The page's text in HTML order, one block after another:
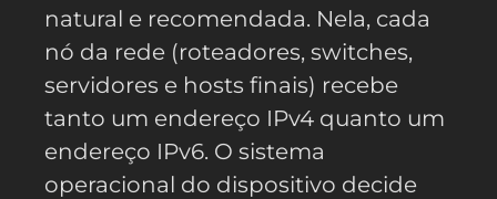
natural e recomendada. Nela, cada
nó da rede (roteadores, switches,
servidores e hosts finais) recebe
tanto um endereço IPv4 quanto um
endereço IPv6. O sistema
operacional do dispositivo decide